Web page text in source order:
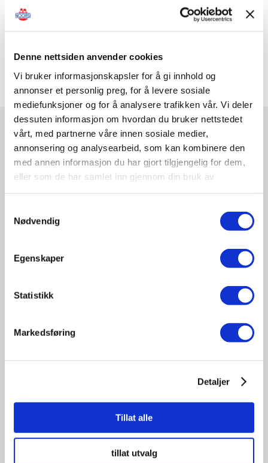
Denne nettsiden anvender cookies
Vi bruker informasjonskapsler for å gi innhold og
annonser et personlig preg, for å levere sosiale
mediefunksjoner og for å analysere trafikken vår. Vi deler
dessuten informasjon om hvordan du bruker nettstedet
vårt, med partnerne våre innen sosiale medier,
annonsering og analysearbeid, som kan kombinere den
med annen informasjon du har gjort tilgjengelig for dem,
eller som de har samlet inn gjennom din bruk av
Nødvendig
Egenskaper
Statistikk
Markedsføring
Detaljer
Tillat alle
tillat utvalg
SISTE NYTT
Tung sommersesong i trafikken: 18
omkom i juli
Så langt i år har 70 personer mistet livet på norske
veier, noe...